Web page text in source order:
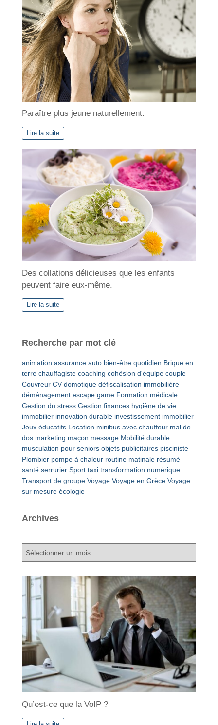
Paraître plus jeune naturellement.
Lire la suite
Des collations délicieuses que les enfants
peuvent faire eux-même.
Lire la suite
Recherche par mot clé
animation assurance auto bien-être quotidien Brique en
terre chauffagiste coaching cohésion d'équipe couple
Couvreur CV domotique défiscalisation immobilière
déménagement escape game Formation médicale
Gestion du stress Gestion finances hygiène de vie
immobilier innovation durable investissement immobilier
Jeux éducatifs Location minibus avec chauffeur mal de
dos marketing maçon message Mobilité durable
musculation pour seniors objets publicitaires pisciniste
Plombier pompe à chaleur routine matinale résumé
santé serrurier Sport taxi transformation numérique
Transport de groupe Voyage Voyage en Grèce Voyage
sur mesure écologie
Archives
A
c
Qu’est-ce que la VoIP ?